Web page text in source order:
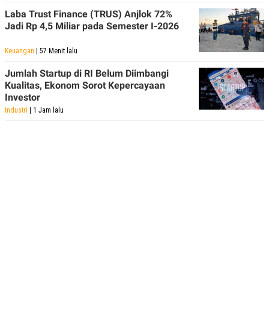
Laba Trust Finance (TRUS) Anjlok 72%
Jadi Rp 4,5 Miliar pada Semester I-2026
Keuangan | 57 Menit lalu
Jumlah Startup di RI Belum Diimbangi
Kualitas, Ekonom Sorot Kepercayaan
Investor
Industri | 1 Jam lalu